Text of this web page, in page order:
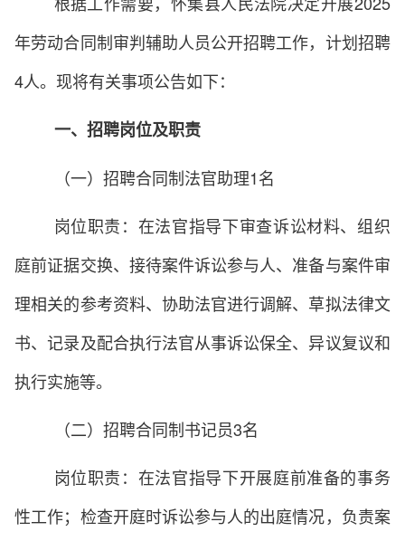
年劳动合同制审判辅助人员公开招聘工作，计划招聘
4人。现将有关事项公告如下：
一、招聘岗位及职责
（一）招聘合同制法官助理1名
岗位职责：在法官指导下审查诉讼材料、组织
庭前证据交换、接待案件诉讼参与人、准备与案件审
理相关的参考资料、协助法官进行调解、草拟法律文
书、记录及配合执行法官从事诉讼保全、异议复议和
执行实施等。
（二）招聘合同制书记员3名
岗位职责：在法官指导下开展庭前准备的事务
性工作；检查开庭时诉讼参与人的出庭情况，负责案